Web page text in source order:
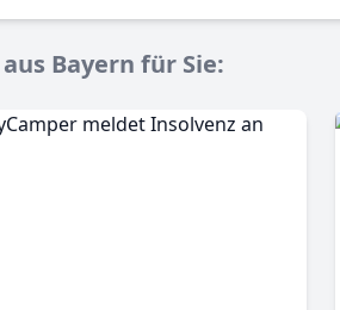
Bayern für Sie: